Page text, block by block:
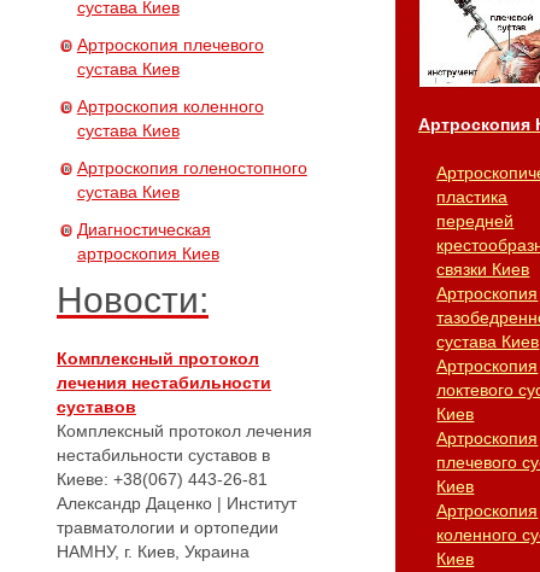
сустава Киев
Артроскопия плечевого
сустава Киев
Артроскопия коленного
сустава Киев
Артроскопия голеностопного
сустава Киев
Диагностическая
артроскопия Киев
Новости:
Комплексный протокол
лечения нестабильности
суставов
Комплексный протокол лечения
нестабильности суставов в
Киеве: +38(067) 443-26-81
Александр Даценко | Институт
травматологии и ортопедии
НАМНУ, г. Киев, Украина
Артроскопия
пластика
передней
связки Киев
Артроскопия
сустава Киев
Артроскопия
локтевого
Киев
Артроскопия
плечевого
Киев
Артроскопия
коленного
Киев